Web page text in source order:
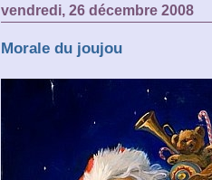
vendredi, 26 décembre 2008
Morale du joujou